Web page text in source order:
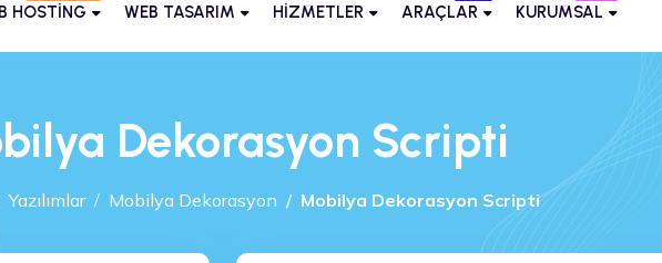
HOSTİNG WEB TASARIM HİZMETLER ARAÇLAR KURUMSAL
Dekorasyon Scripti
Yazılımlar Mobilya Dekorasyon Mobilya Dekorasyon Scripti